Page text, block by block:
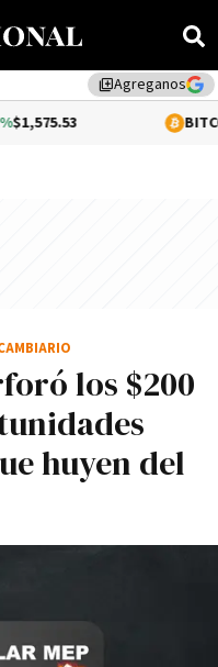
library_addAgreganos
-0.2%
los $200
huyen del